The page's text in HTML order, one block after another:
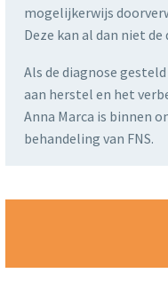
mogelijkerwijs
Deze kan al dan niet
Als de diagnose
aan herstel en het
Anna Marca is binnen
behandeling van FNS.